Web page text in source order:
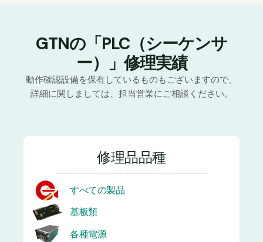
GTNの「PLC（シーケンサ
ー）」修理実績
動作確認設備を保有しているものもございますので、
詳細に関しましては、担当営業にご相談ください。
修理品品種
すべての製品
基板類
各種電源